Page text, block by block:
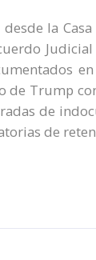
la
de Trump
de
de